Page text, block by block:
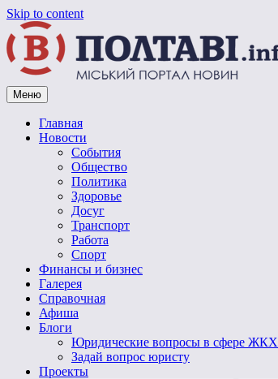
Skip to content
Vpoltave.info
Полтавский портал новостей
Меню
Главная
Новости
События
Общество
Политика
Здоровье
Досуг
Транспорт
Работа
Спорт
Финансы и бизнес
Галерея
Справочная
Афиша
Блоги
Юридические вопросы в сфере ЖКХ
Задай вопрос юристу
Проекты